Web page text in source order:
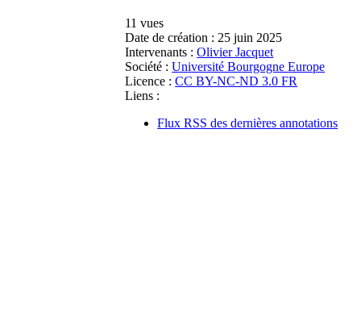
11 vues
Date de création : 25 juin 2025
Intervenants : Olivier Jacquet
Société : Université Bourgogne Europe
Licence : CC BY-NC-ND 3.0 FR
Liens :
Flux RSS des dernières annotations